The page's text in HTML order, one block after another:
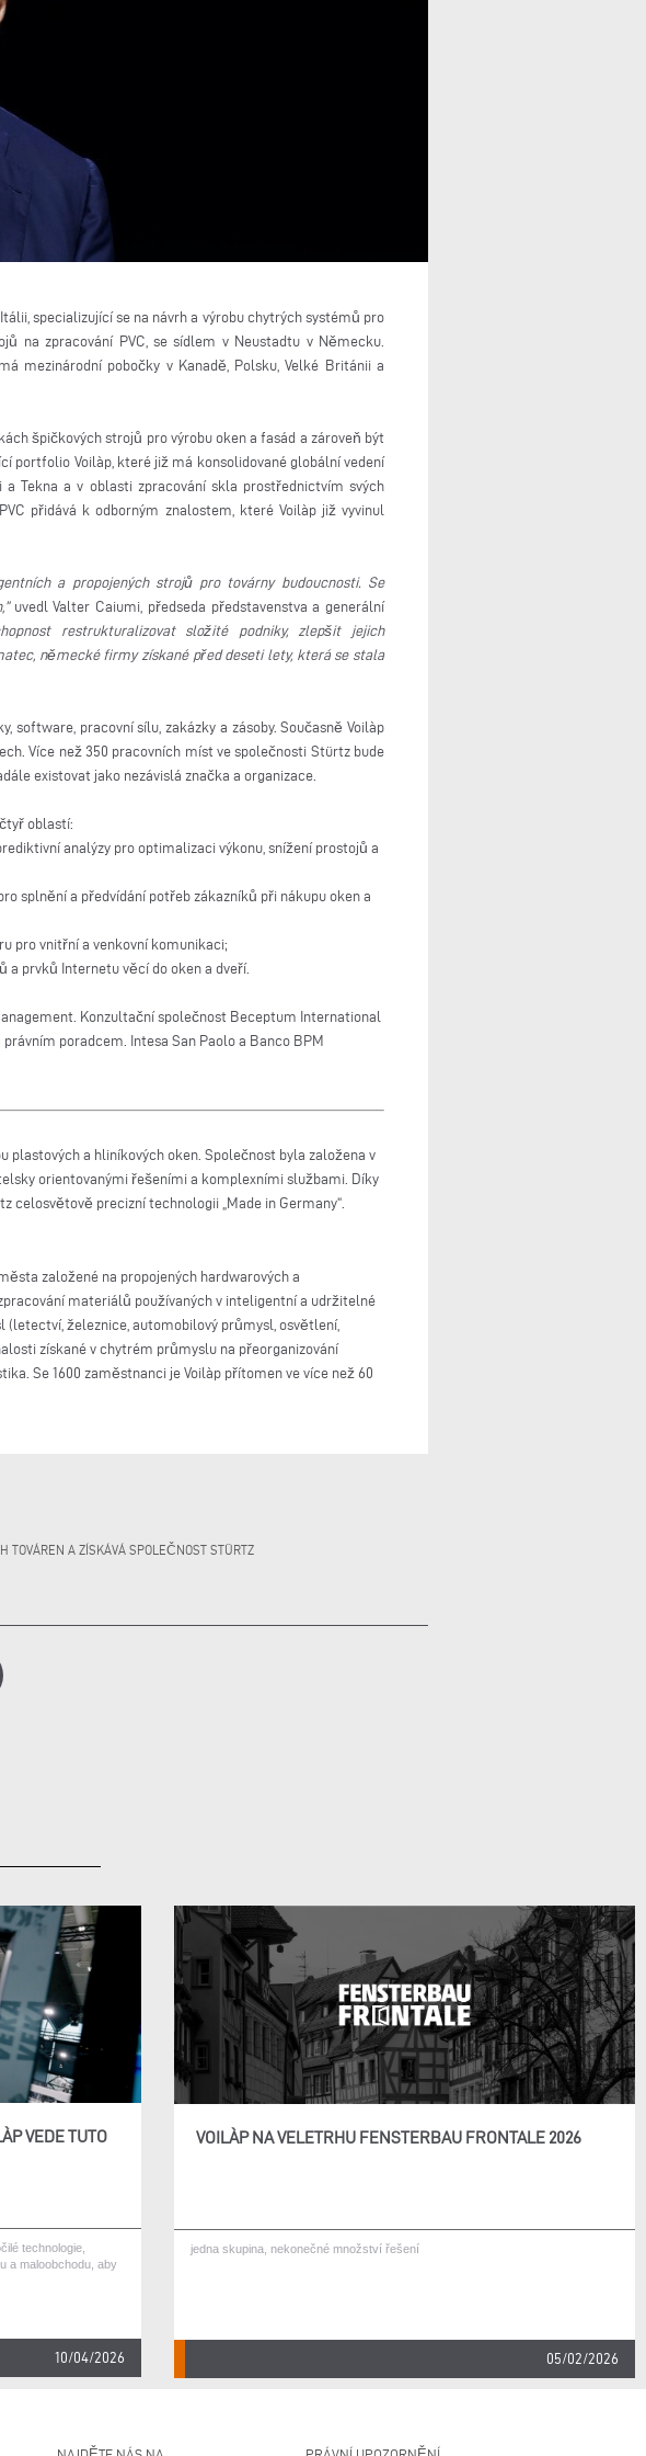
specializující se na návrh a výrobu chytrých systémů pro
na zpracování PVC, se sídlem v Neustadtu v Německu.
mezinárodní pobočky v Kanadě, Polsku, Velké Británii a
špičkových strojů pro výrobu oken a fasád a zároveň být
portfolio Voilàp, které již má konsolidované globální vedení
Tekna a v oblasti zpracování skla prostřednictvím svých
přidává k odborným znalostem, které Voilàp již vyvinul
a propojených strojů pro továrny budoucnosti. Se
uvedl Valter Caiumi, předseda představenstva a generální
restrukturalizovat složité podniky, zlepšit jejich
německé firmy získané před deseti lety, která se stala
software, pracovní sílu, zakázky a zásoby. Současně Voilàp
Více než 350 pracovních míst ve společnosti Stürtz bude
existovat jako nezávislá značka a organizace.
oblastí:
analýzy pro optimalizaci výkonu, snížení prostojů a
splnění a předvídání potřeb zákazníků při nákupu oken a
pro vnitřní a venkovní komunikaci;
a prvků Internetu věcí do oken a dveří.
Konzultační společnost Beceptum International
poradcem. Intesa San Paolo a Banco BPM
a hliníkových oken. Společnost byla založena v
orientovanými řešeními a komplexními službami. Díky
celosvětově precizní technologii „Made in Germany“.
založené na propojených hardwarových a
materiálů používaných v inteligentní a udržitelné
(letectví, železnice, automobilový průmysl, osvětlení,
získané v chytrém průmyslu na přeorganizování
Se 1600 zaměstnanci je Voilàp přítomen ve více než 60
TOVÁREN A ZÍSKÁVÁ SPOLEČNOST STÜRTZ
VEDE TUTO
technologie,
a maloobchodu, aby
10/04/2026
VOILÀP NA VELETRHU FENSTERBAU FRONTALE 2026
jedna skupina, nekonečné množství řešení
05/02/2026